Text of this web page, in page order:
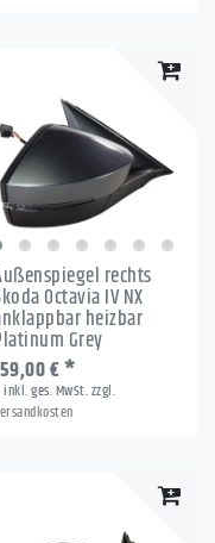
rechts
Octavia IV NX
heizbar
Grey
€ *
inkl. ges. MwSt.zzgl.